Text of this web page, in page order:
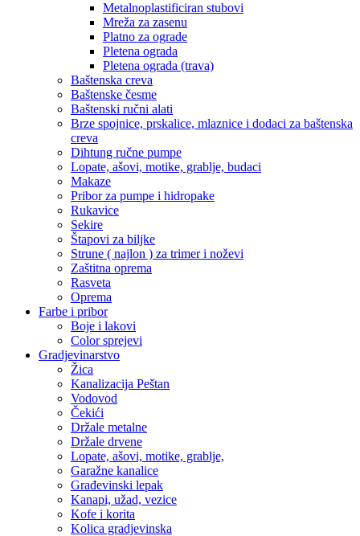
Metalnoplastificiran stubovi
Mreža za zasenu
Platno za ograde
Pletena ograda
Pletena ograda (trava)
Baštenska creva
Baštenske česme
Baštenski ručni alati
Brze spojnice, prskalice, mlaznice i dodaci za baštenska
creva
Dihtung ručne pumpe
Lopate, ašovi, motike, grablje, budaci
Makaze
Pribor za pumpe i hidropake
Rukavice
Sekire
Štapovi za biljke
Strune ( najlon ) za trimer i noževi
Zaštitna oprema
Rasveta
Oprema
Farbe i pribor
Boje i lakovi
Color sprejevi
Gradjevinarstvo
Žica
Kanalizacija Peštan
Vodovod
Čekići
Držale metalne
Držale drvene
Lopate, ašovi, motike, grablje,
Garažne kanalice
Građevinski lepak
Kanapi, užad, vezice
Kofe i korita
Kolica gradjevinska